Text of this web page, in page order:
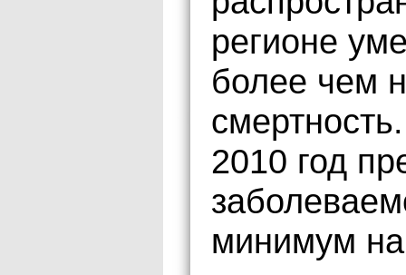
регионе
более чем
2010 год
минимум